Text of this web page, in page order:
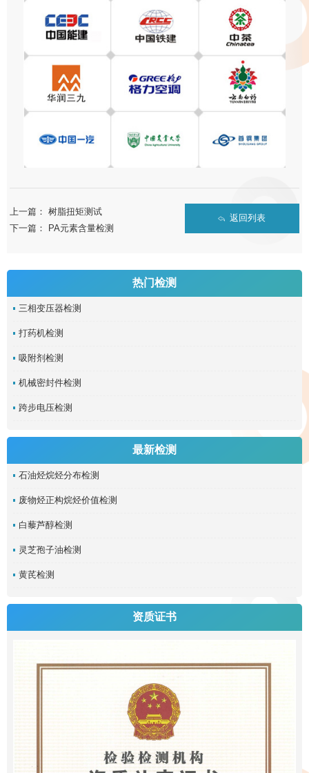
上一篇：树脂扭矩测试
下一篇：
PA元素含量检测
返回列表
热门检测
三相变压器检测
打药机检测
吸附剂检测
机械密封件检测
跨步电压检测
最新检测
石油烃烷烃分布检测
废物烃正构烷烃价值检测
白藜芦醇检测
灵芝孢子油检测
黄芪检测
资质证书